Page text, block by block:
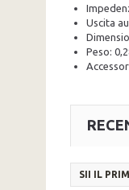
Uscita
Peso:
SII IL